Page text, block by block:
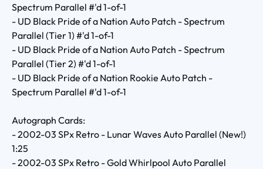
Spectrum Parallel #'d 1-of-1
- UD Black Pride of a Nation Auto Patch - Spectrum
Parallel (Tier 1) #'d 1-of-1
- UD Black Pride of a Nation Auto Patch - Spectrum
Parallel (Tier 2) #'d 1-of-1
- UD Black Pride of a Nation Rookie Auto Patch -
Spectrum Parallel #'d 1-of-1
Autograph Cards:
- 2002-03 SPx Retro - Lunar Waves Auto Parallel (New!)
1:25
- 2002-03 SPx Retro - Gold Whirlpool Auto Parallel